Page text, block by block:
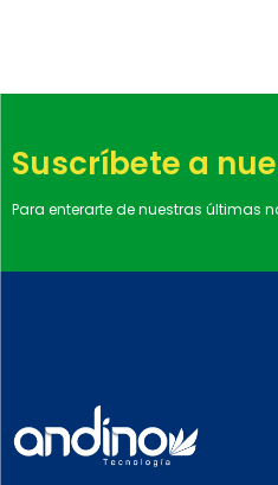
Suscríbete a
Para enterarte de nuestras últimas